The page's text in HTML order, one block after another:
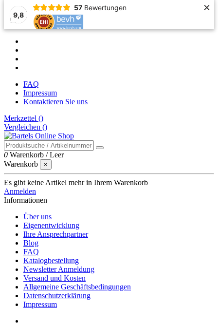
9,8
57 Bewertungen ×
FAQ
Impressum
Kontaktieren Sie uns
Merkzettel ()
Vergleichen ()
0 Warenkorb /Leer
Warenkorb
×
Es gibt keine Artikel mehr in Ihrem Warenkorb
Anmelden
Informationen
Über uns
Eigenentwicklung
Ihre Ansprechpartner
Blog
FAQ
Katalogbestellung
Newsletter Anmeldung
Versand und Kosten
Allgemeine Geschäftsbedingungen
Datenschutzerklärung
Impressum